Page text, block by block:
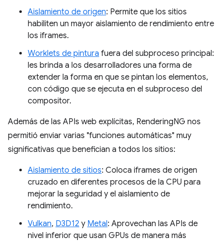
Aislamiento de origen: Permite que los sitios
habiliten un mayor aislamiento de rendimiento entre
los iframes.
Worklets de pintura fuera del subproceso principal:
les brinda a los desarrolladores una forma de
extender la forma en que se pintan los elementos,
con código que se ejecuta en el subproceso del
compositor.
Además de las APIs web explícitas, RenderingNG nos
permitió enviar varias "funciones automáticas" muy
significativas que benefician a todos los sitios:
Aislamiento de sitios: Coloca iframes de origen
cruzado en diferentes procesos de la CPU para
mejorar la seguridad y el aislamiento de
rendimiento.
Vulkan, D3D12 y Metal: Aprovechan las APIs de
nivel inferior que usan GPUs de manera más